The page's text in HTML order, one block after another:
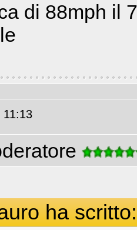
di 88mph il
11:13
ha scritto: